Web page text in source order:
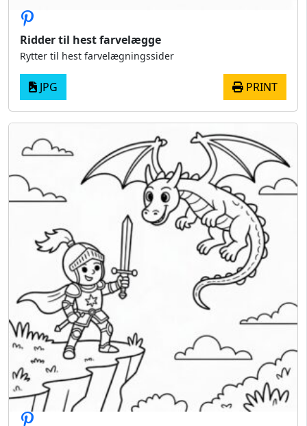
Ridder til hest farvelægge
Rytter til hest farvelægningssider
JPG PRINT